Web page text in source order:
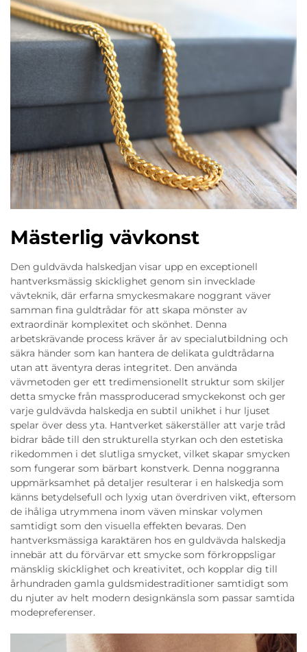
Mästerlig vävkonst
Den guldvävda halskedjan visar upp en exceptionell
hantverksmässig skicklighet genom sin invecklade
vävteknik, där erfarna smyckesmakare noggrant väver
samman fina guldtrådar för att skapa mönster av
extraordinär komplexitet och skönhet. Denna
arbetskrävande process kräver år av specialutbildning och
säkra händer som kan hantera de delikata guldtrådarna
utan att äventyra deras integritet. Den använda
vävmetoden ger ett tredimensionellt struktur som skiljer
detta smycke från massproducerad smyckekonst och ger
varje guldvävda halskedja en subtil unikhet i hur ljuset
spelar över dess yta. Hantverket säkerställer att varje tråd
bidrar både till den strukturella styrkan och den estetiska
rikedommen i det slutliga smycket, vilket skapar smycken
som fungerar som bärbart konstverk. Denna noggranna
uppmärksamhet på detaljer resulterar i en halskedja som
känns betydelsefull och lyxig utan överdriven vikt, eftersom
de ihåliga utrymmena inom väven minskar volymen
samtidigt som den visuella effekten bevaras. Den
hantverksmässiga karaktären hos en guldvävda halskedja
innebär att du förvärvar ett smycke som förkroppsligar
mänsklig skicklighet och kreativitet, och kopplar dig till
århundraden gamla guldsmidestraditioner samtidigt som
du njuter av helt modern designkänsla som passar samtida
modepreferenser.